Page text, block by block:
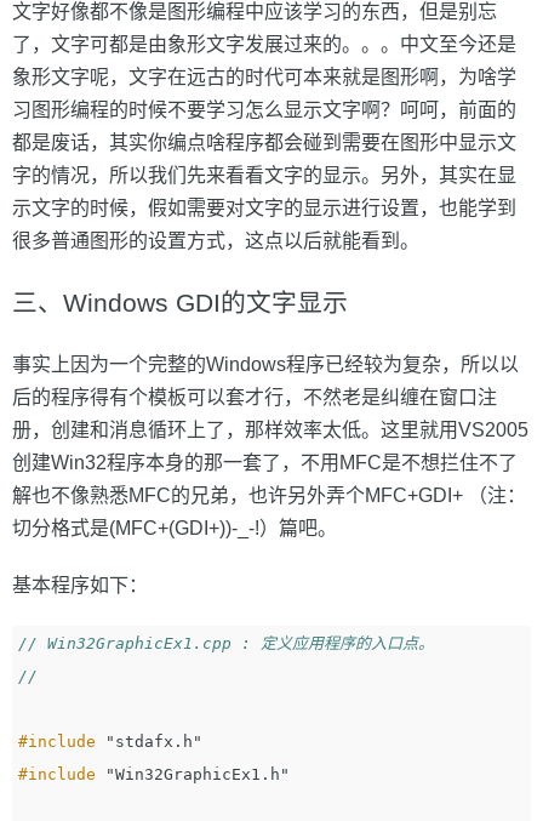
文字好像都不像是图形编程中应该学习的东西，但是别忘
了，文字可都是由象形文字发展过来的。。。中文至今还是
象形文字呢，文字在远古的时代可本来就是图形啊，为啥学
习图形编程的时候不要学习怎么显示文字啊？呵呵，前面的
都是废话，其实你编点啥程序都会碰到需要在图形中显示文
字的情况，所以我们先来看看文字的显示。另外，其实在显
示文字的时候，假如需要对文字的显示进行设置，也能学到
很多普通图形的设置方式，这点以后就能看到。
三、Windows GDI的文字显示
事实上因为一个完整的Windows程序已经较为复杂，所以以
后的程序得有个模板可以套才行，不然老是纠缠在窗口注
册，创建和消息循环上了，那样效率太低。这里就用VS2005
创建Win32程序本身的那一套了，不用MFC是不想拦住不了
解也不像熟悉MFC的兄弟，也许另外弄个MFC+GDI+ （注：
切分格式是(MFC+(GDI+))-_-!）篇吧。
基本程序如下：
// Win32GraphicEx1.cpp : 定义应用程序的入口点。
//
#include
"stdafx.h"
#include
"Win32GraphicEx1.h"